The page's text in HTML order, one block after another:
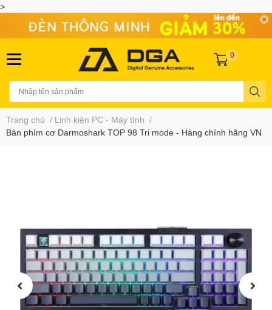
>
0
Trang chủ / Linh kiện PC - Máy tính /
Bàn phím cơ Darmoshark TOP 98 Tri mode - Hàng chính hãng VN